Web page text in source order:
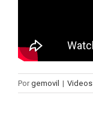
Por gemovil | Videos